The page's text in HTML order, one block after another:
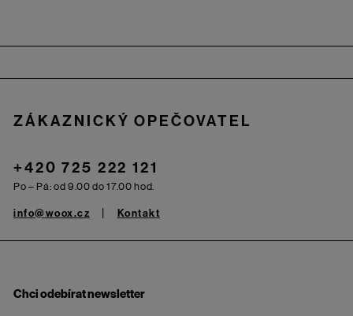
ZÁKAZNICKÝ OPEČOVATEL
+420 725 222 121
Po – Pá: od 9.00 do 17.00 hod.
info@woox.cz Kontakt
Chci odebírat newsletter